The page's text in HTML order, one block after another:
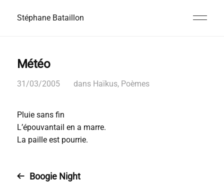
Stéphane Bataillon
Météo
31/03/2005 dans Haïkus, Poèmes
Pluie sans fin
L’épouvantail en a marre.
La paille est pourrie.
Boogie Night